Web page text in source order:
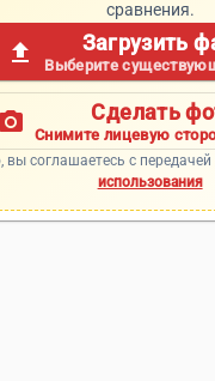
сравнения.
upload Загрузить
Выберите
photo_camera Сделать
Снимите лицевую
вы соглашаетесь с
использования